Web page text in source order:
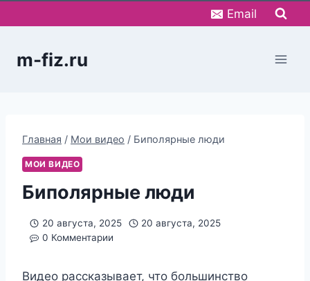
к
Email
m-fiz.ru
Главная / Мои видео / Биполярные люди
МОИ ВИДЕО
Биполярные люди
20 августа, 2025
20 августа, 2025
0 Комментарии
Видео рассказывает, что большинство